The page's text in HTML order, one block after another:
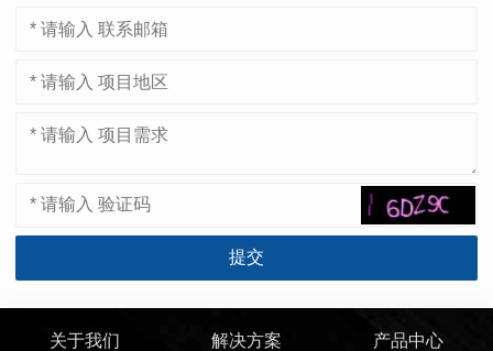
关于我们 解决方案 产品中心